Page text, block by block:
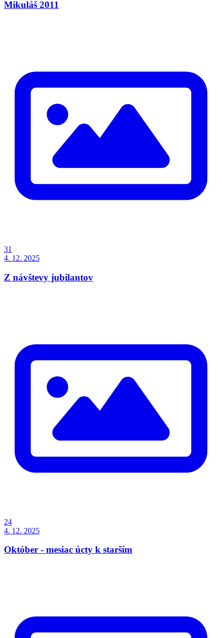
Mikuláš 2011
31
4. 12. 2025
Z návštevy jubilantov
24
4. 12. 2025
Október - mesiac úcty k starším